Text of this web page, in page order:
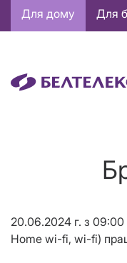
Основная
навигация
Для дому Для
20.06.2024 г. з 09:00
Home wi-fi, wi-fi)